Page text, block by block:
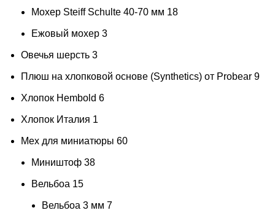
дымчатые 2
дымящиеся угли 1
ёжик 3
Естественный бежевый 1
Желтая охра 1
желто-зелёные 1
Желто-зеленый 2
Мохер Steiff Schulte 40-70 мм 18
Ежовый мохер 3
Овечья шерсть 3
Плюш на хлопковой основе (Synthetics) от Probear 9
Хлопок Hembold 6
Хлопок Италия 1
Мех для миниатюры 60
Миништоф 38
Вельбоа 15
Вельбоа 3 мм 7